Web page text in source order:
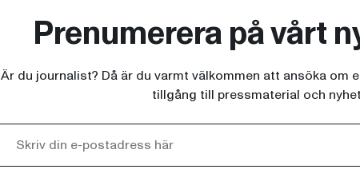
Prenumerera på vårt
Är du journalist? Då är du varmt välkommen att ansöka om
tillgång till pressmaterial och